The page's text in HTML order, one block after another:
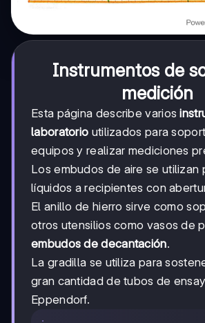
Instrumentos de
medición
Esta página describe varios
laboratorio utilizados para
equipos y realizar mediciones
Los embudos de aire se utilizan
líquidos a recipientes con
El anillo de hierro sirve como
otros utensilios como vasos de
embudos de decantación.
La gradilla se utiliza para
gran cantidad de tubos de
Eppendorf.